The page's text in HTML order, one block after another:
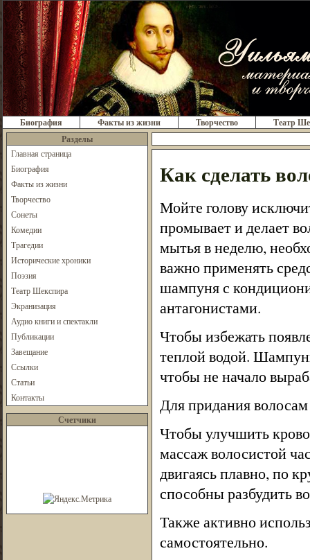
Биография Факты из жизни Творчество
Театр
Разделы
Главная страница
Биография
Факты из жизни
Творчество
Сонеты
Комедии
Трагедии
Исторические хроники
Поэзия
Театр Шекспира
Экранизация
Аудио книги и спектакли
Публикации
Завещание
Ссылки
Статьи
Контакты
Счетчики
Как сделать
Мойте голову
промывает и делает
мытья в неделю,
важно применять
шампуня с
антагонистами.
Чтобы избежать
теплой водой.
чтобы не начало
Для придания
Чтобы улучшить
массаж волосистой
двигаясь плавно, по
способны разбудить
Также активно
самостоятельно.